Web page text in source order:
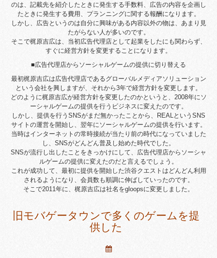
のは、記載先を紹介したときに発生する手数料、広告の内容を企画し
たときに発生する費用、プランニングに関する報酬になります。
しかし、広告というのは自分に興味がある内容以外の物は、あまり見
たがらない人が多いのです。
そこで梶原吉広は、当初広告代理店として起業をしたにも関わらず、
すぐに経営方針を変更することになります。
■広告代理店からソーシャルゲームの提供に切り替える
最初梶原吉広は広告代理店であるグローバルメディアソリューション
という会社を興しますが、それから3年で経営方針を変更します。
どのように梶原吉広が経営方針を変更したのかというと、2008年にソ
ーシャルゲームの提供を行うビジネスに変えたのです。
しかし、提供を行うSNSがまだ無かったことから、REALというSNS
サイトの運営を開始し、翌年にソーシャルゲームの提供を行います。
当時はインターネットの常時接続が当たり前の時代になっていました
し、SNSがどんどん普及し始めた時代でした。
SNSが流行し出したことをきっかけにして、広告代理店からソーシャ
ルゲームの提供に変えたのだと言えるでしょう。
これが成功して、最初に提供を開始した渋谷クエストはどんどん利用
されるようになり、会員数も順調に伸ばしていったのです。
そこで2011年に、梶原吉広は社名をgloopsに変更しました。
旧モバゲータウンで多くのゲームを提
供した